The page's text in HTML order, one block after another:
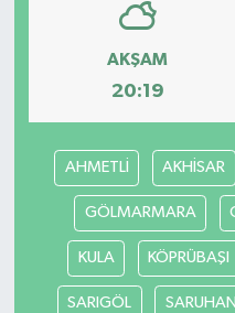
AKŞAM
20:19
AHMETLİ AKHİSAR
GÖLMARMARA
KULA KÖPRÜBAŞI
SARIGÖL
BİLİM&TEKNOLOJİ
BÖLGE
TÜRKİYE
DÜNYA